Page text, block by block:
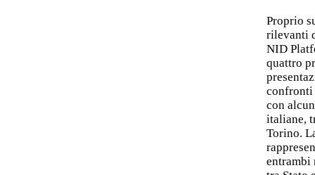
Proprio
rilevanti
NID
quattro
confronti
con
italiane,
Torino.
entrambi